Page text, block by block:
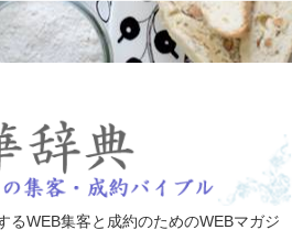
るWEB集客と成約のためのWEBマガジ